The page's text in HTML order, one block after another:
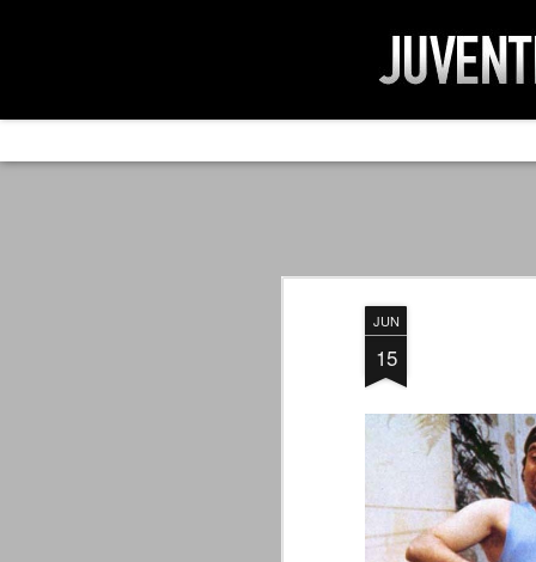
JUN
15
Ed infatti, per chi ricorda le convulse
davvero impresa impossibile quella di
erano abbattuti sulla Juventus.
PER UNA VERITÀ
Cari amici, l'avventura che
abbiamo iniziato il 5 maggio 2007